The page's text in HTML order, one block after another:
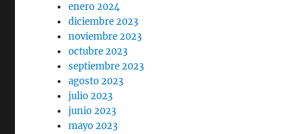
enero 2024
diciembre 2023
noviembre 2023
octubre 2023
septiembre 2023
agosto 2023
julio 2023
junio 2023
mayo 2023